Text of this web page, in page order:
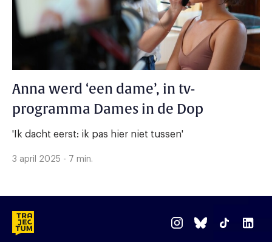
Anna werd ‘een dame’, in tv-
programma Dames in de Dop
'Ik dacht eerst: ik pas hier niet tussen'
3 april 2025 - 7 min.